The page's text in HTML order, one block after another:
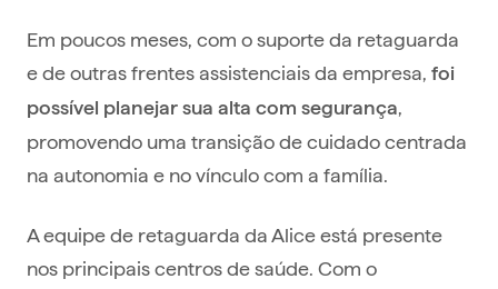
Em poucos meses, com o suporte da retaguarda
e de outras frentes assistenciais da empresa, foi
possível planejar sua alta com segurança,
promovendo uma transição de cuidado centrada
na autonomia e no vínculo com a família.
A equipe de retaguarda da Alice está presente
nos principais centros de saúde. Com o